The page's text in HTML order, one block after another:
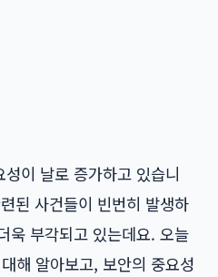
이 날로 증가하고 있습니
된 사건들이 빈번히 발생하
욱 부각되고 있는데요. 오늘
해 알아보고, 보안의 중요성